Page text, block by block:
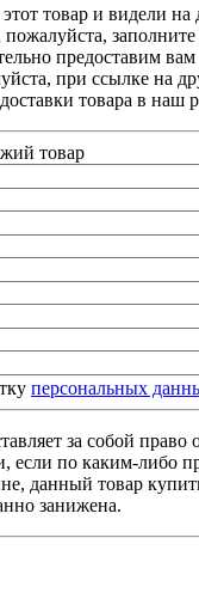
товар и видели на
заполните
предоставим вам
при ссылке на
товара в наш
товар
персональных
за собой право
если по каким-либо
данный товар
занижена.